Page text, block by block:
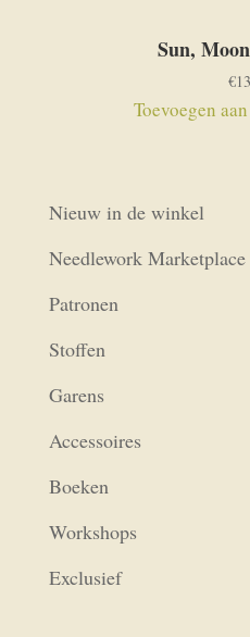
Sun,
€
Toevoegen
Nieuw in de winkel
Needlework
Patronen
Stoffen
Garens
Accessoires
Boeken
Workshops
Exclusief